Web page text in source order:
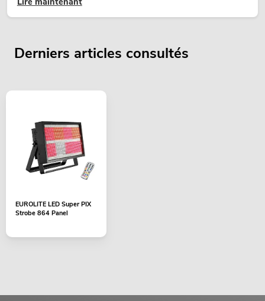
temporaires.
Derniers articles consultés
EUROLITE LED Super PIX
Strobe 864 Panel